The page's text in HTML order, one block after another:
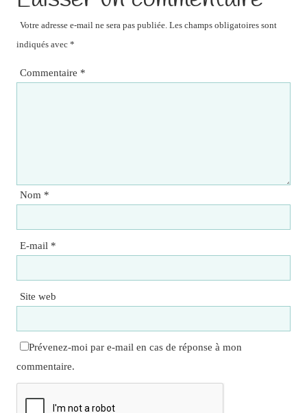
Votre adresse e-mail ne sera pas publiée. Les champs obligatoires sont
indiqués avec *
Commentaire *
Nom *
E-mail *
Site web
Prévenez-moi par e-mail en cas de réponse à mon
commentaire.